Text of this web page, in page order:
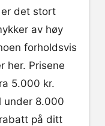
er det stort
av høy
forholdsvis
her. Prisene
5.000 kr.
under 8.000
på ditt